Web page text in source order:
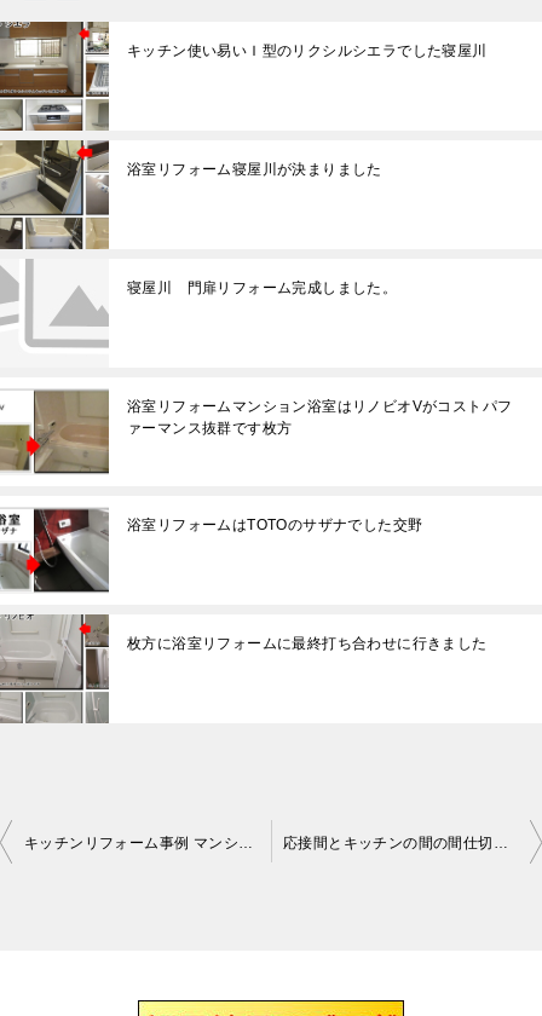
キッチン使い易いＩ型のリクシルシエラでした寝屋川
浴室リフォーム寝屋川が決まりました
寝屋川 門扉リフォーム完成しました。
浴室リフォームマンション浴室はリノビオVがコストパフ
ァーマンス抜群です枚方
浴室リフォームはTOTOのサザナでした交野
枚方に浴室リフォームに最終打ち合わせに行きました
キッチンリフォーム事例 マンションでシエラでした寝屋川 応接間とキッチンの間の間仕切り壁取りました寝屋川